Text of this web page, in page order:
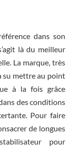
dans son
là du meilleur
La marque, très
su mettre au point
à la fois grâce
des conditions
Pour faire
de longues
pour